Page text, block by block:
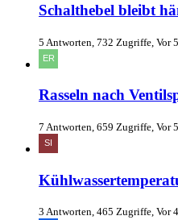
Schalthebel bleibt
5 Antworten, 732 Zugriffe, Vor
Rasseln nach
7 Antworten, 659 Zugriffe, Vor
3 Antworten, 465 Zugriffe, Vor